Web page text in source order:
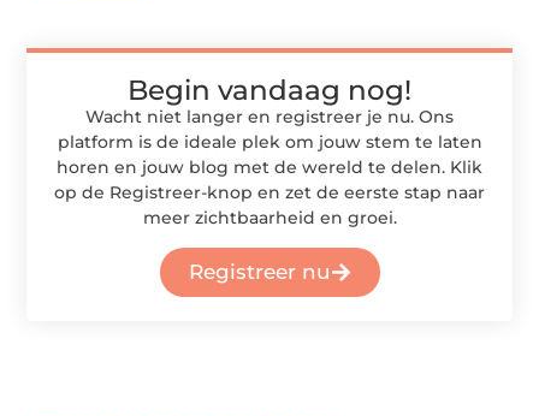
Begin vandaag nog!
Wacht niet langer en registreer je nu. Ons
platform is de ideale plek om jouw stem te laten
horen en jouw blog met de wereld te delen. Klik
op de Registreer-knop en zet de eerste stap naar
meer zichtbaarheid en groei.
Registreer nu